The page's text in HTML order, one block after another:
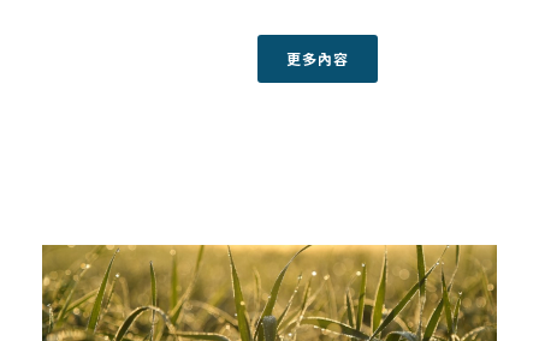
更多內容